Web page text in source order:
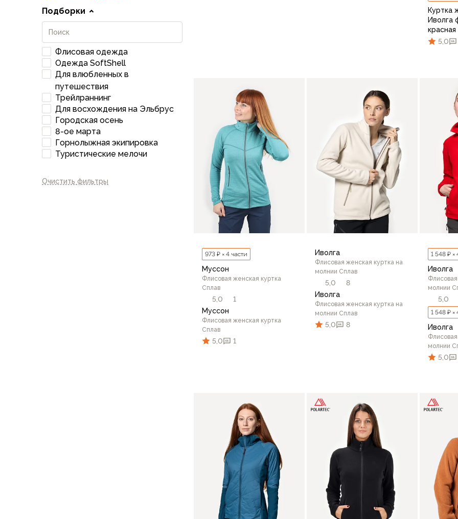
Ботинки
Утепленные
Неутепленные
Полуботинки
Кроссовки
Трейловые кроссовки
Повседневные кроссовки
Кроссовки треккинговые
Сапоги
Зимние
Демисезонные
Болотные сапоги, забродники
Вкладыши
Гамаши, бахилы
Подборки
Флисовая одежда
Одежда SoftShell
Для влюбленных в
путешествия
Трейлраннинг
Для восхождения на Эльбрус
Городская осень
8-ое марта
Горнолыжная экипировка
Туристические мелочи
Очистить фильтры
48/176
44/170
Куртка
Иволга
красная
5,0
44/
973 ₽ × 4 части
Муссон
Флисовая женская куртка
Сплав
5,0
1
Муссон
Флисовая женская куртка
Сплав
5,0 1
В корзину
Иволга
Флисовая женская куртка на
молнии Сплав
5,0
8
Иволга
Флисовая женская куртка на
молнии Сплав
5,0 8
В корзину
1 548 ₽ ×
Иволга
молнии
5,0
1 548 ₽ ×
Иволга
молнии
5,0
44/164